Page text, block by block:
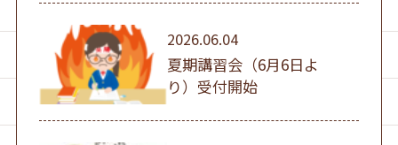
2026.06.04
夏期講習会（6月6日よ
り）受付開始